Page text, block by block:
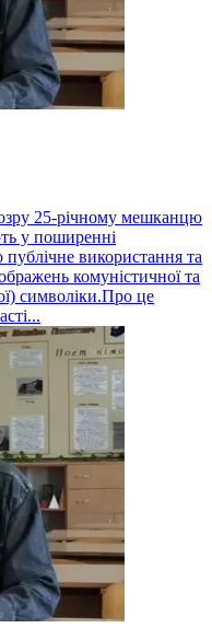
25-річному мешканцю
у поширенні
використання та
комуністичної та
символіки.Про це